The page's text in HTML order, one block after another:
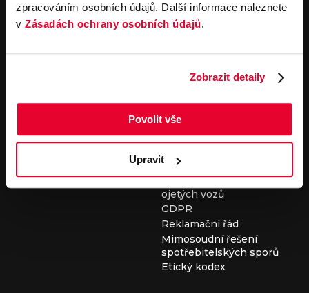
zpracováním osobních údajů. Další informace naleznete
v Zásadách ochrany osobních údajů.
Zobrazit detaily
Povolit vše
Upravit
Kariéra
Servisní služby
Servis
Důležité odkazy
Cookies
Všeobecné obchodní
podmínky pro online
vozidel
Všeobecné obchodní
podmínky pro provádění
servisních prací
Všeobecné obchodní
podmínky při nákupu
ojetých vozů
GDPR
Reklamační řád
Mimosoudní řešení
spotřebitelských sporů
Etický kodex